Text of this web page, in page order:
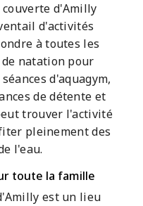
d'Amilly
d'activités
à toutes les
natation pour
d'aquagym,
de détente et
trouver l'activité
pleinement des
l'eau.
toute la famille
est un lieu